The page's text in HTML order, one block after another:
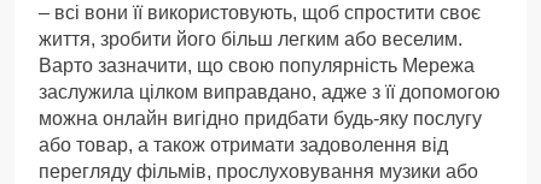
– всі вони її використовують, щоб спростити своє
життя, зробити його більш легким або веселим.
Варто зазначити, що свою популярність Мережа
заслужила цілком виправдано, адже з її допомогою
можна онлайн вигідно придбати будь-яку послугу
або товар, а також отримати задоволення від
перегляду фільмів, прослуховування музики або